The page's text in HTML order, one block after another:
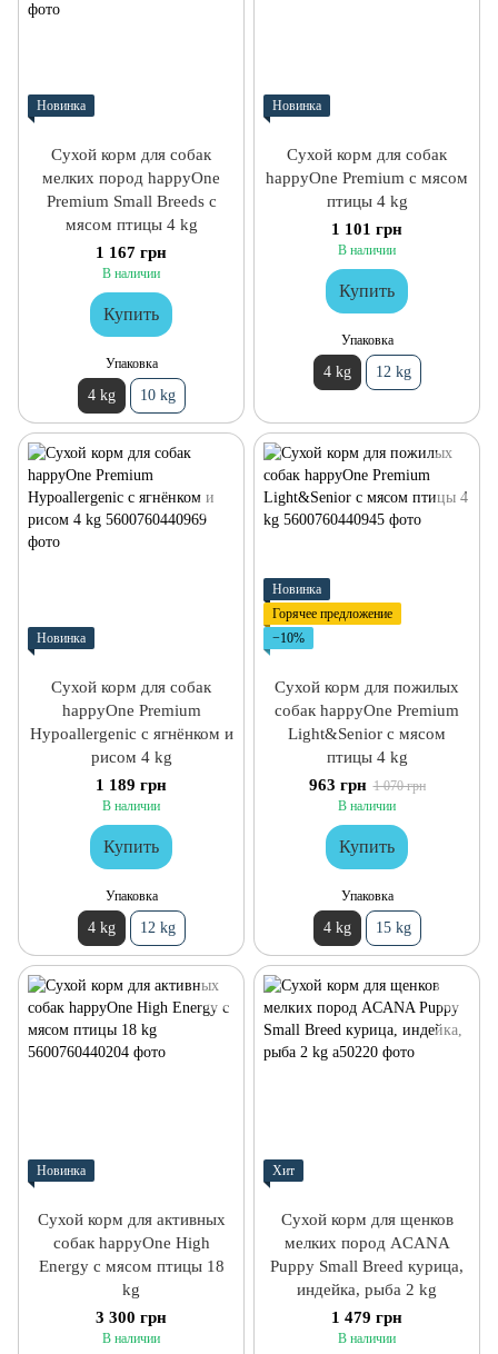
Новинка
Сухой корм для собак
мелких пород happyOne
Premium Small Breeds с
мясом птицы 4 kg
1 167 грн
В наличии
Купить
Упаковка
4 kg 10 kg
Новинка
Сухой корм для собак
happyOne Premium с мясом
птицы 4 kg
1 101 грн
В наличии
Купить
Упаковка
4 kg 12 kg
Новинка
Сухой корм для собак
happyOne Premium
Hypoallergenic с ягнёнком и
рисом 4 kg
1 189 грн
В наличии
Купить
Упаковка
4 kg 12 kg
Новинка
Горячее предложение
−10%
Сухой корм для пожилых
собак happyOne Premium
Light&Senior с мясом
птицы 4 kg
963 грн 1 070 грн
В наличии
Купить
Упаковка
4 kg 15 kg
Новинка
Сухой корм для активных
собак happyOne High
Energy с мясом птицы 18
kg
3 300 грн
В наличии
Хит
Сухой корм для щенков
мелких пород ACANA
Puppy Small Breed курица,
индейка, рыба 2 kg
1 479 грн
В наличии